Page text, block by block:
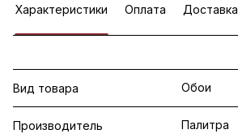
Характеристики Оплата Доставка
Вид товара Обои
Производитель Палитра